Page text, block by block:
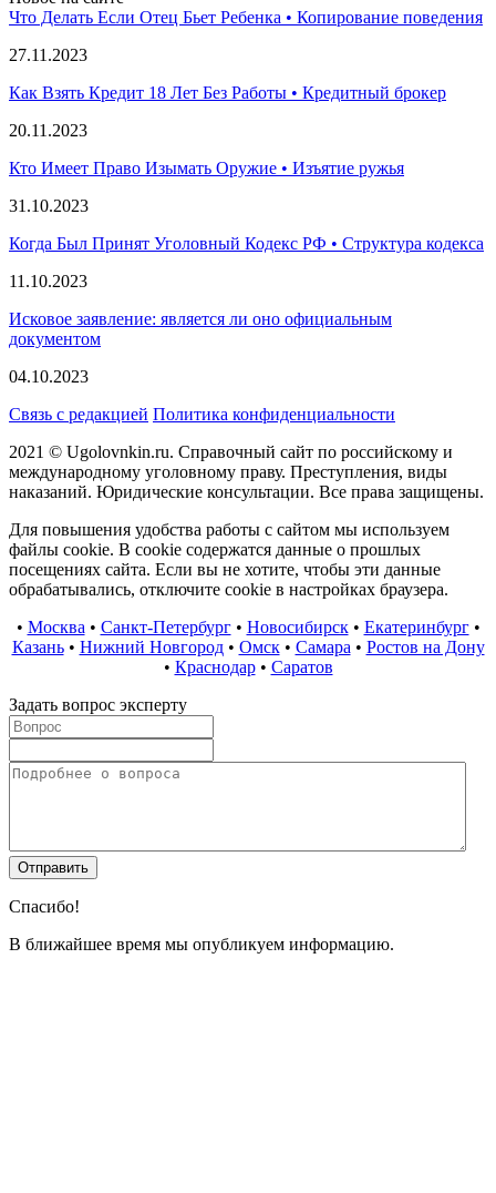
Что Делать Если Отец Бьет Ребенка • Копирование поведения
27.11.2023
Как Взять Кредит 18 Лет Без Работы • Кредитный брокер
20.11.2023
Кто Имеет Право Изымать Оружие • Изъятие ружья
31.10.2023
Когда Был Принят Уголовный Кодекс РФ • Структура кодекса
11.10.2023
Исковое заявление: является ли оно официальным
документом
04.10.2023
Связь с редакцией Политика конфиденциальности
2021 © Ugolovnkin.ru. Справочный сайт по российскому и
международному уголовному праву. Преступления, виды
наказаний. Юридические консультации. Все права защищены.
Для повышения удобства работы с сайтом мы используем
файлы cookie. В cookie содержатся данные о прошлых
посещениях сайта. Если вы не хотите, чтобы эти данные
обрабатывались, отключите cookie в настройках браузера.
• Москва • Санкт-Петербург• Новосибирск• Екатеринбург•
Казань• Нижний Новгород• Омск• Самара • Ростов на Дону
• Краснодар• Саратов
Задать вопрос эксперту
Спасибо!
В ближайшее время мы опубликуем информацию.